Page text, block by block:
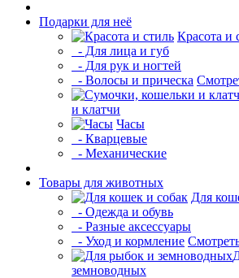
Подарки для неё
Красота и
- Для лица и губ
- Для рук и ногтей
- Волосы и прическа
и клатчи
Часы
- Кварцевые
- Механические
Товары для животных
Для
- Одежда и обувь
- Разные аксессуары
- Уход и кормление
земноводных